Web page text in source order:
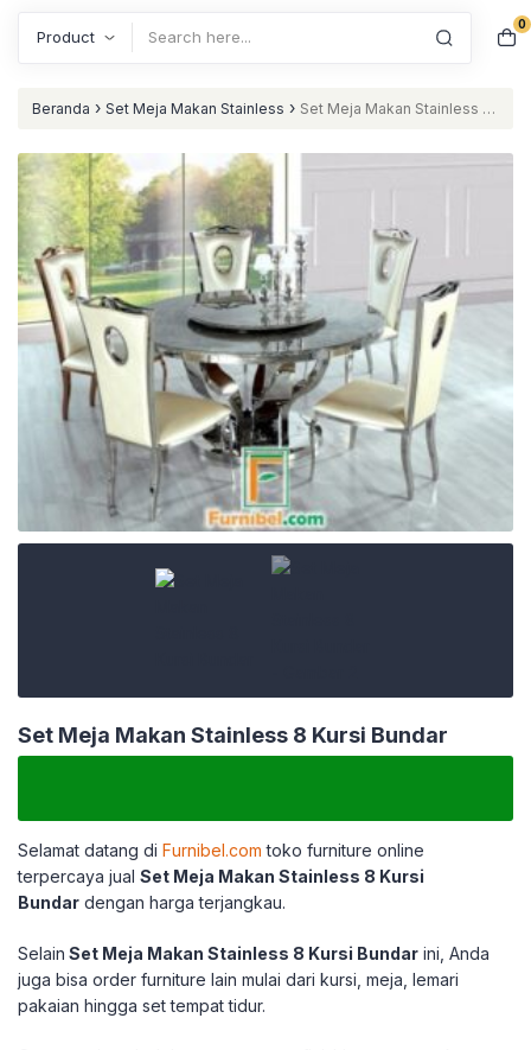
0
Beranda › Set Meja Makan Stainless › Set Meja Makan Stainless 8
Set Meja Makan Stainless 8 Kursi Bundar
Selamat datang di Furnibel.com toko furniture online
terpercaya jual Set Meja Makan Stainless 8 Kursi
Bundar dengan harga terjangkau.
Selain Set Meja Makan Stainless 8 Kursi Bundar ini, Anda
juga bisa order furniture lain mulai dari kursi, meja, lemari
pakaian hingga set tempat tidur.